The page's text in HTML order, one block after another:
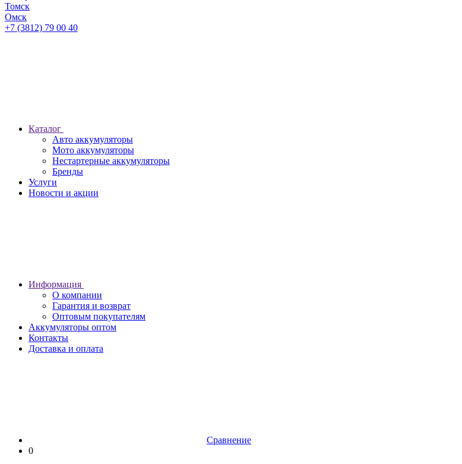
Томск
Омск
+7 (3812) 79 00 40
Каталог
Авто аккумуляторы
Мото аккумуляторы
Нестартерные аккумуляторы
Бренды
Услуги
Новости и акции
Информация
О компании
Гарантия и возврат
Оптовым покупателям
Аккумуляторы оптом
Контакты
Доставка и оплата
Сравнение
0